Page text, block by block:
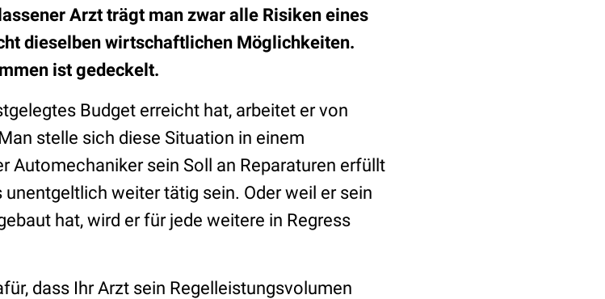
Arzt trägt man zwar alle Risiken eines
dieselben wirtschaftlichen Möglichkeiten.
ist gedeckelt.
Budget erreicht hat, arbeitet er von
stelle sich diese Situation in einem
Automechaniker sein Soll an Reparaturen erfüllt
weiter tätig sein. Oder weil er sein
hat, wird er für jede weitere in Regress
dass Ihr Arzt sein Regelleistungsvolumen